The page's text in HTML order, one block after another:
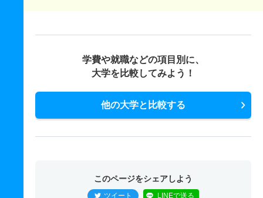
学費や就職などの項目別に、
大学を比較してみよう！
他の大学と比較する
このページをシェアしよう
ツイート LINEで送る